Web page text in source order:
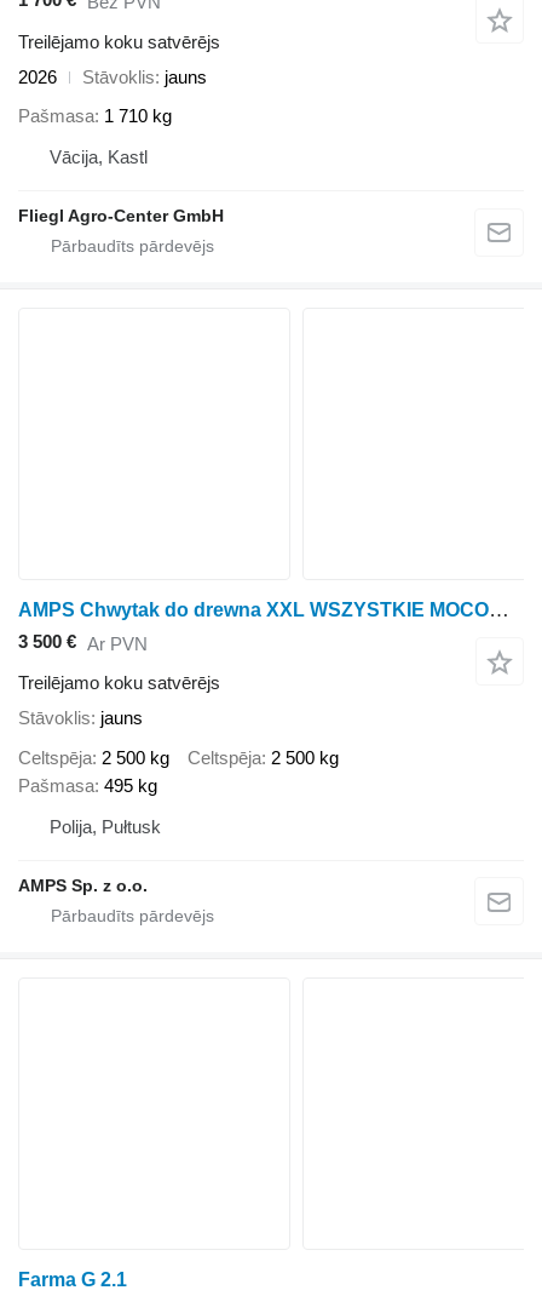
Treilējamo koku satvērējs
2026
Stāvoklis jauns
Pašmasa 1 710 kg
Vācija, Kastl
Fliegl Agro-Center GmbH
AMPS Chwytak do drewna XXL WSZYSTKIE MOCOWANIA
3 500 € Ar PVN
Treilējamo koku satvērējs
Stāvoklis jauns
Celtspēja 2 500 kg Celtspēja 2 500 kg
Pašmasa 495 kg
Polija, Pułtusk
AMPS Sp. z o.o.
Farma G 2.1